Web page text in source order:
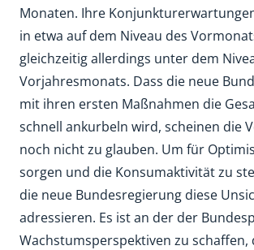
Monaten. Ihre
in etwa auf dem Niveau des
gleichzeitig allerdings unter dem
Vorjahresmonats. Dass die neue
mit ihren ersten Maßnahmen die
schnell ankurbeln wird, scheinen die
noch nicht zu glauben. Um für
sorgen und die Konsumaktivität zu
die neue Bundesregierung diese
adressieren. Es ist an der der
Wachstumsperspektiven zu schaffen,